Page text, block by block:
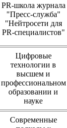
PR-школа журнала
"Пресс-служба"
"Нейтросети для
PR-специалистов"
Цифровые
технологии в
высшем и
профессиональном
образовании и
науке
Современные